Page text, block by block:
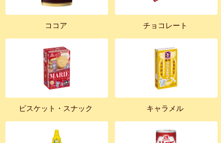
ココア チョコレート
ビスケット・スナック キャラメル